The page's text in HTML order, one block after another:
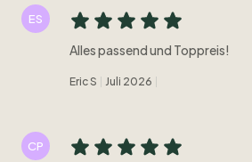
ES
Alles passend und Toppreis!
Eric S Juli 2026
CP